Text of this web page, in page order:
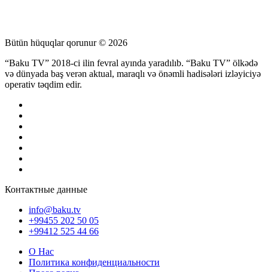
Bütün hüquqlar qorunur © 2026
“Baku TV” 2018-ci ilin fevral ayında yaradılıb. “Baku TV” ölkədə
və dünyada baş verən aktual, maraqlı və önəmli hadisələri izləyiciyə
operativ təqdim edir.
Контактные данные
info@baku.tv
+99455 202 50 05
+99412 525 44 66
О Нас
Политика конфиденциальности